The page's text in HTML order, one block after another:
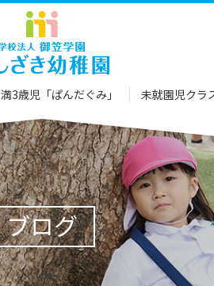
満3歳児「ぱんだぐみ」 未就園児クラ
ブログ